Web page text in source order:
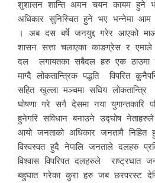
शुशासन शान्ति अमन चयन कायम हुने
अधिकार सुनिस्चित हुने भए भन्नेमा
। अब दस बर्षे जनयुद्द गरेर आएको
शासन सत्ता चलाएका काङग्रेस र एमाले
दल लगायतका सबैदल हरु एक ठाउमा
माग्दै लोकतान्त्रिक पद्धति विपरित
सहित खुल्ला मञ्चमा सघिय
घोषणा गरे सगै देसमा नया युगान्तकारि
हुनेगरि सविधान बनाउने उद्घ‍ोष
आयो जनताको अधिकार जनतामै निहित
विस्वस्वत हुदै नेपालि जनताले दलहरु
विश्वास विपरिपत दलहरुले राष्ट्रघात
बहुघात गरेका कुरा हरु जब छरपरस्ट